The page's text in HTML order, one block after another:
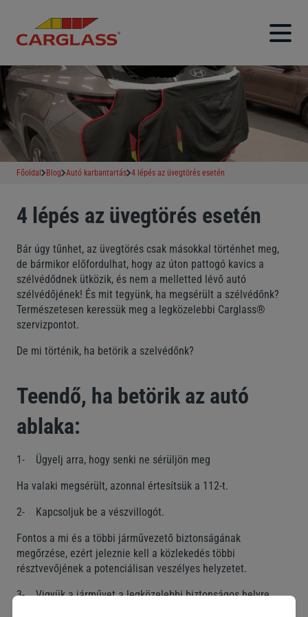
Főoldal Blog Autó karbantartás 4 lépés az üvegtörés esetén
4 lépés az üvegtörés esetén
Bár úgy tűnhet, az üvegtörés csak másokkal történhet meg,
de bármikor előfordulhat, hogy az úton pattogó kavics a
szélvédődnek ütközik, és nem a melletted lévő autó
szélvédőjének! És mit tegyünk, ha megsérült a szélvédőnk?
Természetesen keressük meg a legközelebbi Carglass®
szervizpontot.
De mi történik, ha betörik a szelvédőnk?
Teendő, ha betörik az autó
ablaka:
1- Ügyelj arra, hogy senki ne sérüljön meg
Ha valaki megsérült, azonnal értesítsük a 112-t.
2- Kapcsoljuk be a vészvillogót.
Fontos a mi és a többi járművezető biztonságának
megőrzése, ezért jeleznie kell a közlekedés többi
résztvevőjének a potenciálisan veszélyes helyzetet.
3- Vigyük a járművet a legközelebbi biztonságos helyre